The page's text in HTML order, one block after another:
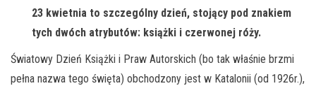
23 kwietnia to szczególny dzień, stojący pod znakiem
tych dwóch atrybutów: książki i czerwonej róży.
Światowy Dzień Książki i Praw Autorskich (bo tak właśnie brzmi
pełna nazwa tego święta) obchodzony jest w Katalonii (od 1926r.),